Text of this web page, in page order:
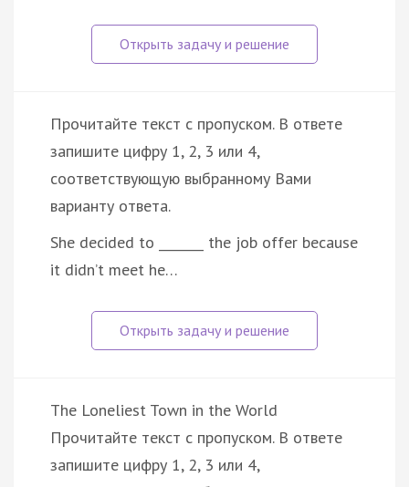
Прочитайте текст с пропуском. В ответе
запишите цифру 1, 2, 3 или 4,
соответствующую выбранному Вами
варианту ответа.
She decided to _______ the job offer because
it didn’t meet he…
The Loneliest Town in the World
Прочитайте текст с пропуском. В ответе
запишите цифру 1, 2, 3 или 4,